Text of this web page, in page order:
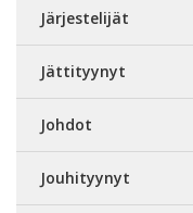
Järjestelijät
Jättityynyt
Johdot
Jouhityynyt